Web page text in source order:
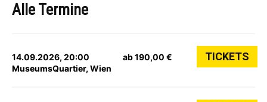
Alle Termine
14.09.2026, 20:00
MuseumsQuartier, Wien
ab 190,00 € TICKETS